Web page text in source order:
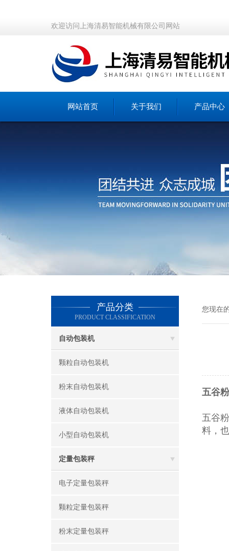
欢迎访问上海清易智能机械有限公司网站
网站首页 关于我们 产品中心
产品分类
PRODUCT CLASSIFICATION
自动包装机
颗粒自动包装机
粉末自动包装机
液体自动包装机
小型自动包装机
定量包装秤
电子定量包装秤
颗粒定量包装秤
粉末定量包装秤
您现在
五谷
五谷
料，